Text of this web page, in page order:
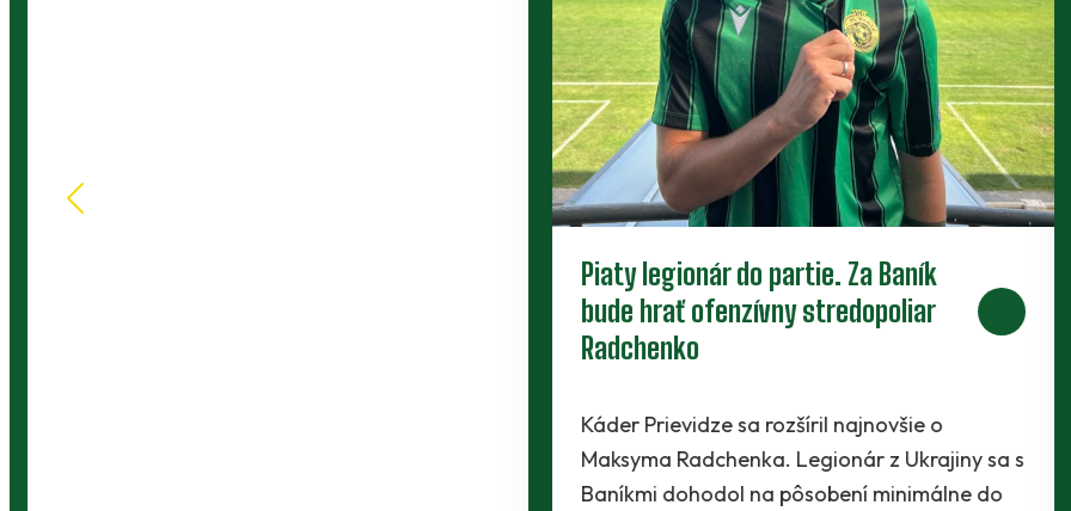
tým najlepším spôsobom - víťazstvom. Na
domácom trávniku zdolali treťoligový Martin
Som na 100 % fit a pripravený
pomôcť Prievidzi, hlási
Takmer polročné náročné
sebou poľský legionár Kryštof
Stopér Baníkov absolvoval dve
pruhu, ktoré mu znemožnili…